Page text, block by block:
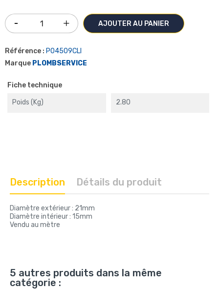
AJOUTER AU PANIER
Référence : P04509CLI
Marque PLOMBSERVICE
Fiche technique
Poids (kg) 2.80
Description Détails du produit
Diamètre extérieur : 21mm
Diamètre intérieur : 15mm
Vendu au mètre
5 autres produits dans la même
catégorie :